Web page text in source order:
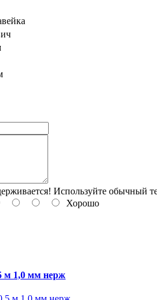
Используйте обычный
Хорошо
м 1,0 мм нерж